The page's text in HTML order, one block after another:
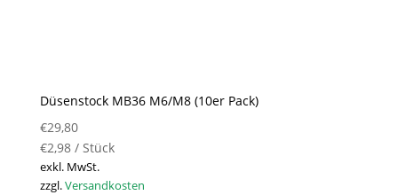
Düsenstock MB36 M6/M8 (10er Pack)
€29,80
€2,98/ Stück
exkl. MwSt.
zzgl.Versandkosten